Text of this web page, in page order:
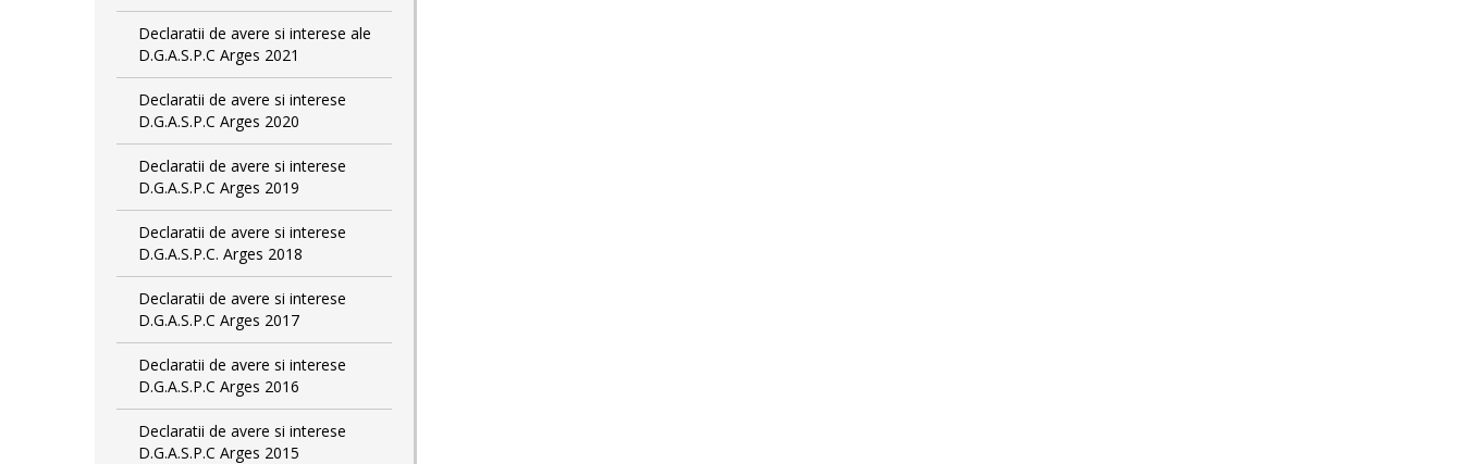
Declaratii de avere si interese ale
D.G.A.S.P.C Arges 2021
Declaratii de avere si interese
D.G.A.S.P.C Arges 2020
Declaratii de avere si interese
D.G.A.S.P.C Arges 2019
Declaratii de avere si interese
D.G.A.S.P.C. Arges 2018
Declaratii de avere si interese
D.G.A.S.P.C Arges 2017
Declaratii de avere si interese
D.G.A.S.P.C Arges 2016
Declaratii de avere si interese
D.G.A.S.P.C Arges 2015